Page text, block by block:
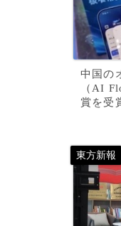
中国の
（AI
賞を受